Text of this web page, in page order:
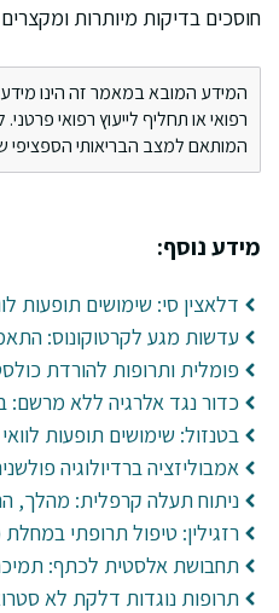
חוסכים בדיקות מיותרות
המידע המובא במאמר זה הינו מידע
רפואי או תחליף לייעוץ רפואי
המותאם למצב הבריאותי הספציפי
מידע נוסף:
דלאצין סי: שימושים תופעות
עדשות מגע לקרטוקונוס:
פומלית ותרופות להורדת
כדור נגד אלרגיה ללא מרשם:
בטנזול: שימושים תופעות
אמבוליזציה ברדיולוגיה
ניתוח תעלה קרפלית: מהלך,
רזגילין: טיפול תרופתי במחלת
תחבושת אלסטית לכתף:
תרופות נוגדות דלקת לא